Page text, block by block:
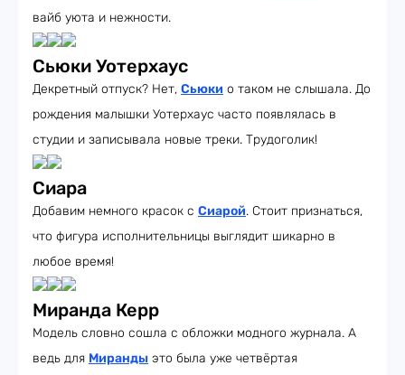
вайб уюта и нежности.
Сьюки Уотерхаус
Декретный отпуск? Нет, Сьюки о таком не слышала. До
рождения малышки Уотерхаус часто появлялась в
студии и записывала новые треки. Трудоголик!
Сиара
Добавим немного красок с Сиарой. Стоит признаться,
что фигура исполнительницы выглядит шикарно в
любое время!
Миранда Керр
Модель словно сошла с обложки модного журнала. А
ведь для Миранды это была уже четвёртая